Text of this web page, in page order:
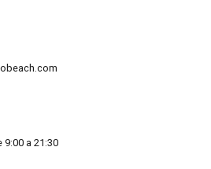
9:00 a 21:30